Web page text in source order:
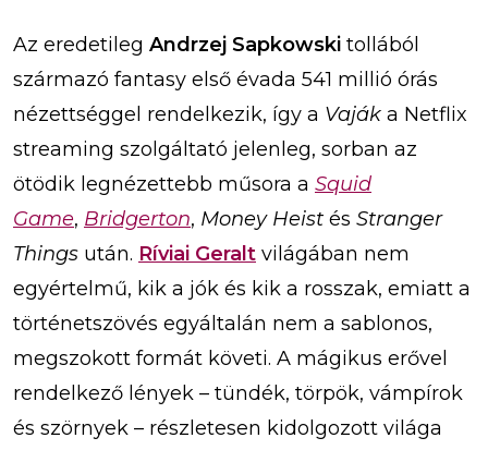
Az eredetileg Andrzej Sapkowski tollából
származó fantasy első évada 541 millió órás
nézettséggel rendelkezik, így a Vaják a Netflix
streaming szolgáltató jelenleg, sorban az
ötödik legnézettebb műsora a Squid
Game, Bridgerton, Money Heist és Stranger
Things után. Ríviai Geralt világában nem
egyértelmű, kik a jók és kik a rosszak, emiatt a
történetszövés egyáltalán nem a sablonos,
megszokott formát követi. A mágikus erővel
rendelkező lények – tündék, törpök, vámpírok
és szörnyek – részletesen kidolgozott világa